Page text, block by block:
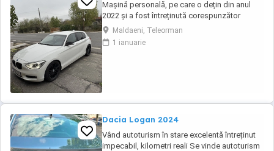
Mașină personală, pe care o dețin din anul
2022 și a fost întreținută corespunzător
(revizia la 8000-9000 km). Distribuție, ambreiaj
și suspensie (telescoape, brațe+bucși)- au
fost înlocuite cu un an în urmă. Două seturi de
Maldaeni, Teleorman
1 ianuarie
Dacia Logan 2024
Vând autoturism în stare excelentă întreținut
impecabil, kilometri reali Se vinde autoturism